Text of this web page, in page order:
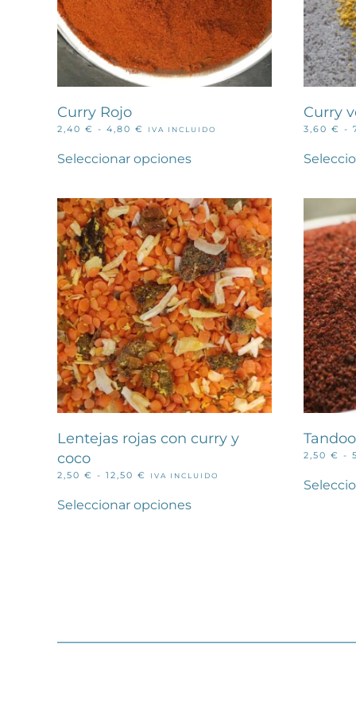
de
producto
Curry Rojo
2,40 € - 4,80 €
RANGO
PRECIOS:
DESDE
4,80 €
IVA INCLUIDO
Seleccionar opcionesproducto
variantes.
Las
opciones
se
pueden
elegir
en
la
página
de
producto
Curry
3,60 € -
Lentejas rojas con curry y
coco
2,50 € - 12,50 €
RANGO
PRECIOS:
DESDE
IVA INCLUIDO
Seleccionar opcionesproducto
en
2,50 € -